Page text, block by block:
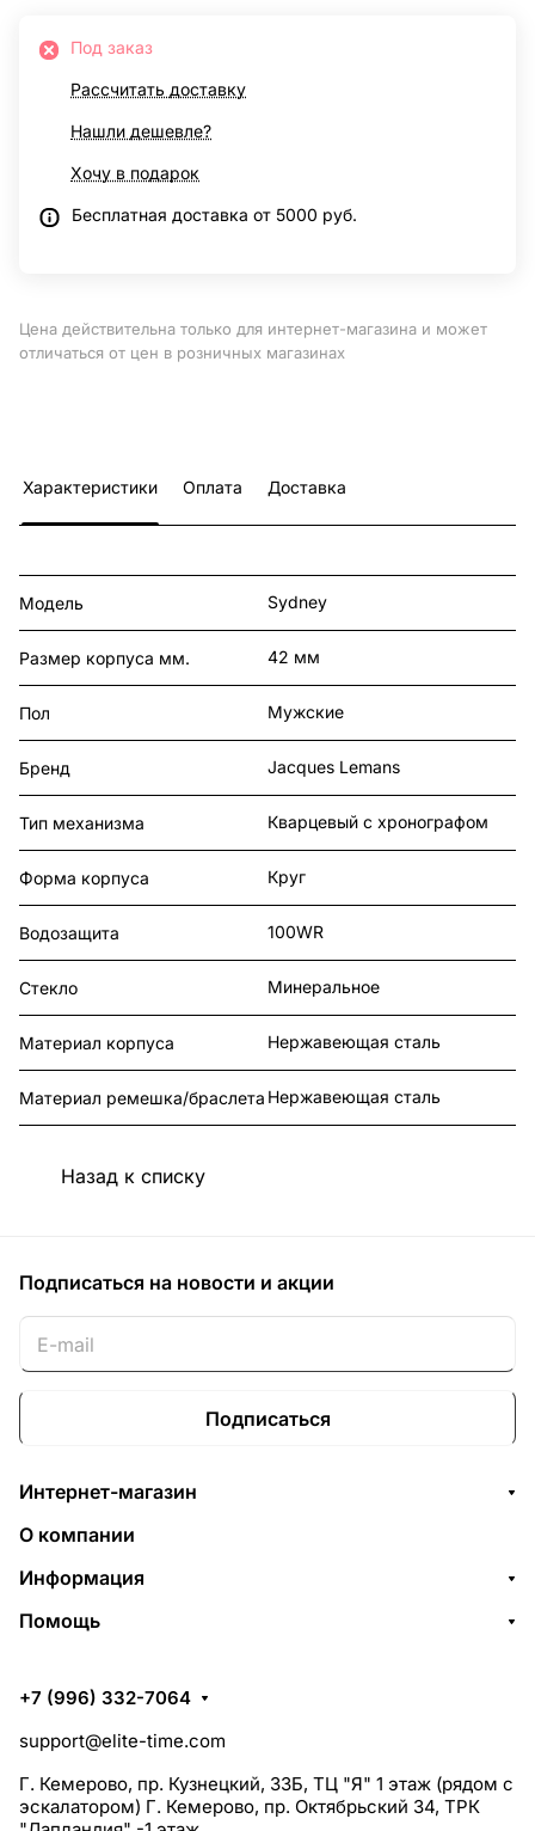
Под заказ
Рассчитать доставку
Нашли дешевле?
Хочу в подарок
Бесплатная доставка от 5000 руб.
Цена действительна только для интернет-магазина и может
отличаться от цен в розничных магазинах
Характеристики Оплата Доставка
Модель Sydney
Размер корпуса мм. 42 мм
Пол Мужские
Бренд Jacques Lemans
Тип механизма Кварцевый с хронографом
Форма корпуса Круг
Водозащита 100WR
Стекло Минеральное
Материал корпуса Нержавеющая сталь
Материал ремешка/браслета Нержавеющая сталь
Назад к списку
Подписаться на новости и акции
Подписаться
Интернет-магазин
О компании
Информация
Помощь
+7 (996) 332-7064
support@elite-time.com
Г. Кемерово, пр. Кузнецкий, 33Б, ТЦ "Я" 1 этаж (рядом с
эскалатором) Г. Кемерово, пр. Октябрьский 34, ТРК